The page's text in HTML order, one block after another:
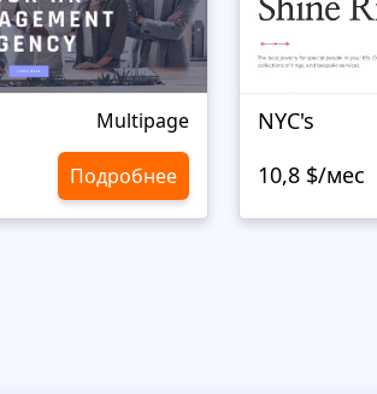
Multipage
Подробнее
NYC's
10,8 $/мес